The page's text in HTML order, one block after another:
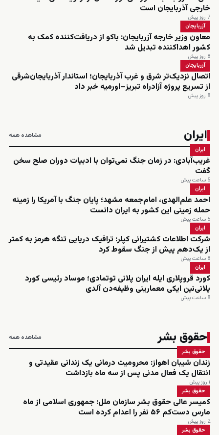
خارجی آذربایجان است
7 روز پیش
آزربایجان
معاون وزیر خارجه آزربایجان: باکو از دریافت‌کننده کمک به
کشور اهداکننده تبدیل شد
8 روز پیش
آزربایجان
اتصال نزدیک‌تر شرق و غرب آذربایجان؛ استاندار آذربایجان‌شرقی
از تسریع پروژه آزادراه تبریز–اورمیه خبر داد
8 روز پیش
ایران مشاهده همه
ایران
غریب‌آبادی: در زمان جنگ نمی‌توان با ادبیات دوران صلح سخن
گفت
5 ساعت پیش
ایران
احمد علم‌الهدی، امام‌جمعه مشهد؛ پایان جنگ با آمریکا را زمینه
حمله زمینی این کشور به ایران دانست
5 ساعت پیش
ایران
شرکت اطلاعات کشتیرانی کپلر: ترافیک دریایی تنگه هرمز به کمتر
از یک‌دهم پیش از جنگ سقوط کرد
8 ساعت پیش
ایران
کورد قروپلاری ایله ایران پلانی توتمادی؛ موساد رئیسی کورد
پلانی‌نین ایکی معمارینی وظیفه‌دن آلدی
8 ساعت پیش
حقوق بشر مشاهده همه
حقوق بشر
زندان شیبان اهواز: محرومیت درمانی یک زندانی عقیدتی و
انتقال یک فعال مدنی پس از سه ماه بازداشت
۱ روز پیش
حقوق بشر
کمیسر عالی حقوق بشر سازمان ملل: جمهوری اسلامی از ماه
مارس دست‌کم ۵۶ نفر را اعدام کرده است
2 روز پیش
حقوق بشر